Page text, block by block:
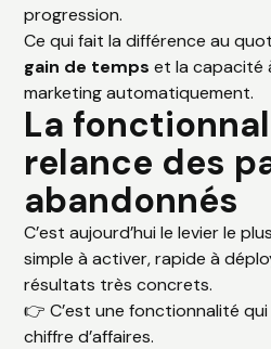
progression.
Ce qui fait la différence au
gain de temps et la capacité
marketing automatiquement.
La
relance des
abandonnés
C’est aujourd’hui le levier le
simple à activer, rapide à
résultats très concrets.
👉 C’est une fonctionnalité
chiffre d’affaires.